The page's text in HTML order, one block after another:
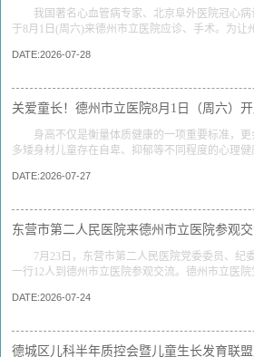
我国著名心血管病专家、北京阜外医院冠心
于8月1日(周六)来德州市立医院应诊、手术。为让
DATE:2026-07-28
关爱童长！德州市立医院8月1日（周六）
身高不仅是衡量体质健康的一项重要标准，
多矮身材儿童存在自卑、抑郁等不同程度的心理
DATE:2026-07-27
东营市第二人民医院来德州市立医院参观
7月23日，东营市第二人民医院党委委员、纪
一行12人到德州市立医院参观交流。德州市立医
DATE:2026-07-24
德城区儿科半年质控会暨儿童生长发育联